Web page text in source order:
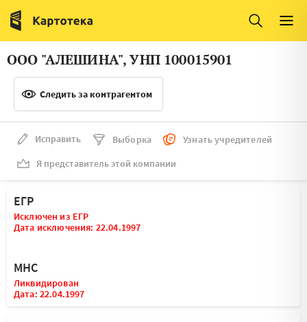
Италия
Люксембург
Литва
Нидерланды
ООО "АЛЕШИНА", УНП 100015901
Следить за контрагентом
Исправить Выборка
Узнать учредителей
Я представитель этой компании
ЕГР
Исключен из ЕГР
Дата исключения: 22.04.1997
МНС
Ликвидирован
Дата: 22.04.1997